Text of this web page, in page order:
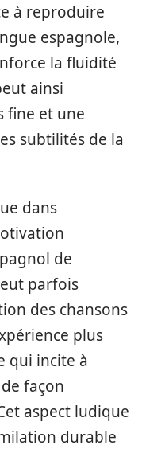
à reproduire
espagnole,
la fluidité
ainsi
fine et une
subtilités de la
dans
de
parfois
des chansons
plus
qui incite à
façon
aspect ludique
durable